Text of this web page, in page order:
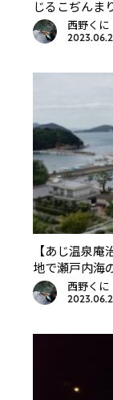
じるこぢんま
西野くに
【あじ温泉
地で瀬戸内海
西野くに